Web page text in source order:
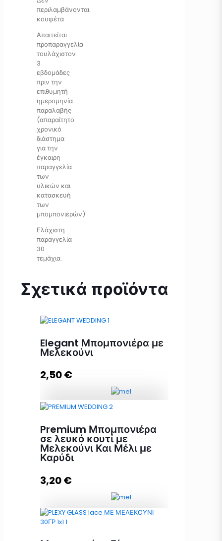
περιλαμβάνονται
κουφέτα
Απαιτείται
προπαραγγελία
τουλάχιστον
3
εβδομάδες
πριν την
επιθυμητή
ημερομηνία
παραλαβής
(απαραίτητο
χρονικό
διάστημα
για την
έγκαιρη
παραγγελία
των
υλικών και
κατασκευή
των
μπομπονιερών)
Ελάχιστη
παραγγελία
30
τεμάχια.
Σχετικά προϊόντα
Elegant Μπομπονιέρα με
Μελεκούνι
2,50€
Μελεκούνι ποσότητα
Premium Μπομπονιέρα
σε λευκό κουτί με
Μελεκούνι Και Μέλι με
Καρύδι
3,20€
κουτί με Μελεκούνι Και Μέλι με